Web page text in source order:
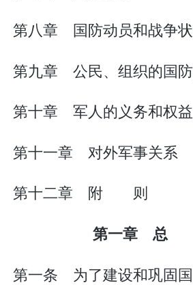
第八章 国防动员和战争
第九章 公民、组织的国
第十章 军人的义务和权益
第十一章 对外军事关系
第十二章 附 则
第一章 总
第一条 为了建设和巩固